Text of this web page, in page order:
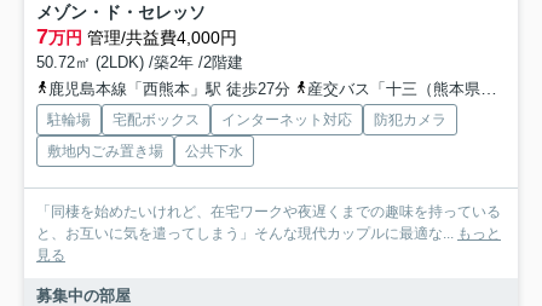
メゾン・ド・セレッソ
7万円 管理/共益費4,000円
50.72㎡ (2LDK) /築2年 /2階建
鹿児島本線「西熊本」駅 徒歩27分
産交バス「十三（熊本県）」バス停下車 徒歩5分
駐輪場 宅配ボックス インターネット対応
防犯カメラ
敷地内ごみ置き場
公共下水
「同棲を始めたいけれど、在宅ワークや夜遅くまでの趣味を持っている
と、お互いに気を遣ってしまう」そんな現代カップルに最適な...
もっと
見る
募集中の部屋